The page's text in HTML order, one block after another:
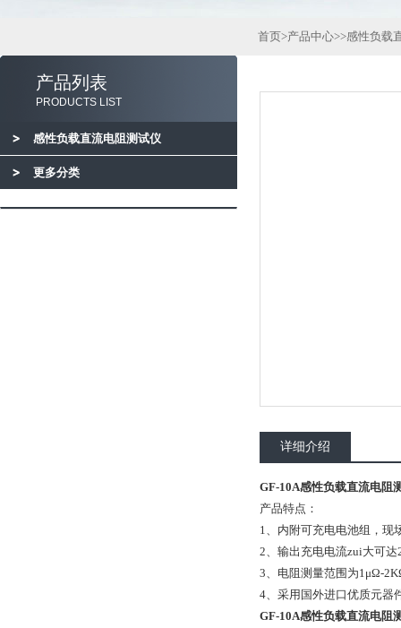
产品列表
PRODUCTS LIST
感性负载直流电阻测试仪
更多分类
首页>产品中心>>感性负载
详细介绍
GF-10A感性负载直流电阻
产品特点：
1、内附可充电电池组，现
2、输出充电电流zui大可
3、电阻测量范围为1μΩ-
4、采用国外进口优质元器
GF-10A感性负载直流电阻